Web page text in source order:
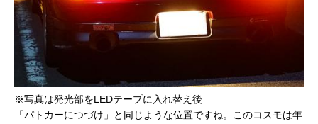
※写真は発光部をLEDテープに入れ替え後
「パトカーにつづけ」と同じような位置ですね。このコスモは年